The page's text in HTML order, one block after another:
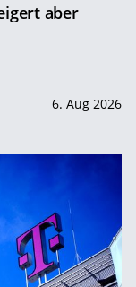
aber
6. Aug 2026